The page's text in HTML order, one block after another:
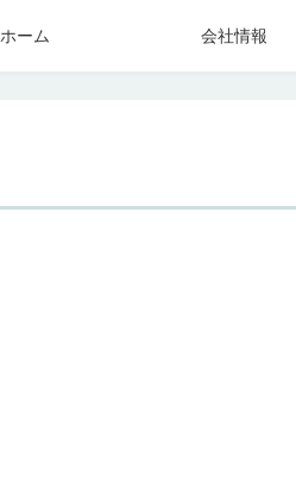
ホーム 会社情報